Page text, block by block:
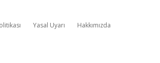
Yasal Uyarı Hakkımızda